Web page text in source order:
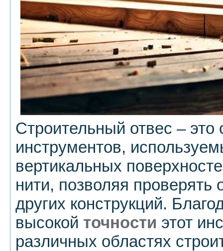
Строительный отвес –
инструментов,
вертикальных
нити, позволяя проверять
других конструкций.
высокой точности этот
различных областях